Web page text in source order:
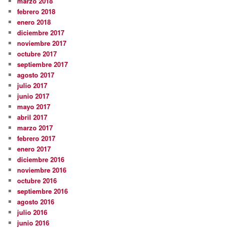
febrero 2018
enero 2018
diciembre 2017
noviembre 2017
octubre 2017
septiembre 2017
agosto 2017
julio 2017
junio 2017
mayo 2017
abril 2017
marzo 2017
febrero 2017
enero 2017
diciembre 2016
noviembre 2016
octubre 2016
septiembre 2016
agosto 2016
julio 2016
junio 2016